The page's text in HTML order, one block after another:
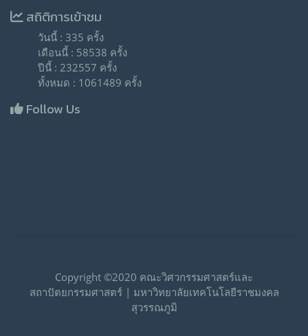
สถิติการเข้าชม
วันนี้ : 335 ครั้ง
เดือนนี้ : 58538 ครั้ง
ปีนี้ : 232557 ครั้ง
ทั้งหมด : 1061489 ครั้ง
Follow Us
Copyright ©2020 คณะวิศวกรรมศาสตร์และ
สถาปัตยกรรมศาสตร์ | มหาวิทยาลัยเทคโนโลยีราชมงคล
สุวรรณภูมิ